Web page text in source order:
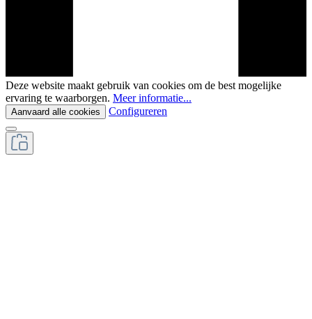
Deze website maakt gebruik van cookies om de best mogelijke
ervaring te waarborgen. Meer informatie...
Aanvaard alle cookies Configureren